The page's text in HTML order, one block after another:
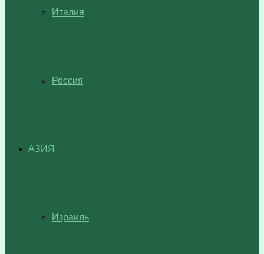
Италия
Россия
АЗИЯ
Израиль